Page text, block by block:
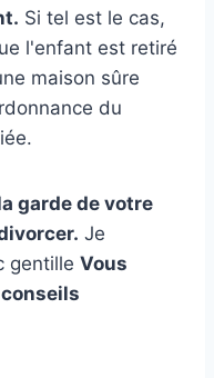
Si tel est le cas,
l'enfant est retiré
maison sûre
du
garde de votre
Je
gentille Vous